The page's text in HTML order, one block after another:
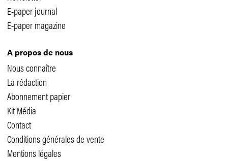
E-paper journal
E-paper magazine
A propos de nous
Nous connaître
La rédaction
Abonnement papier
Kit Média
Contact
Conditions générales de vente
Mentions légales